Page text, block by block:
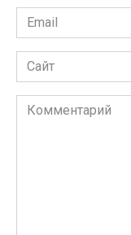
Email
*
Сайт
Комментарий